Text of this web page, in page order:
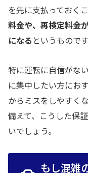
を先に支払っておくこ
料金や、再検定料金
になる というものです
特に運転に自信がな
に集中したい方にお
からミスをしやすく
備えて、こうした保
いでしょう。
もし混雑